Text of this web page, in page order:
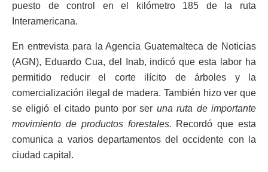
puesto de control en el kilómetro 185 de la ruta
Interamericana.
En entrevista para la Agencia Guatemalteca de Noticias
(AGN), Eduardo Cua, del Inab, indicó que esta labor ha
permitido reducir el corte ilícito de árboles y la
comercialización ilegal de madera. También hizo ver que
se eligió el citado punto por ser una ruta de importante
movimiento de productos forestales. Recordó que esta
comunica a varios departamentos del occidente con la
ciudad capital.